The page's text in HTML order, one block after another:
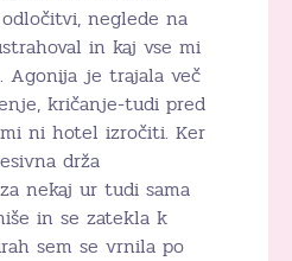
neglede na
in kaj vse mi
Agonija je trajala več
kričanje-tudi pred
ni hotel izročiti. Ker
drža
nekaj ur tudi sama
in se zatekla k
sem se vrnila po